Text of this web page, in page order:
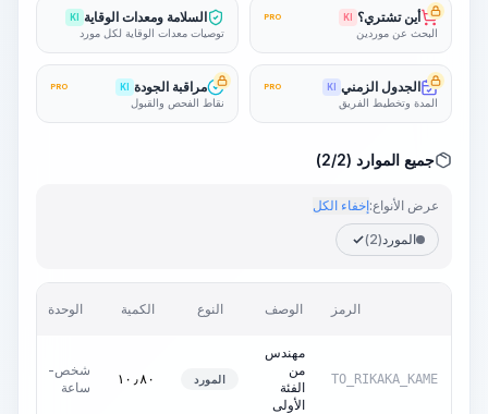
أين تشتري؟ KI
PRO
البحث عن موردين
السلامة ومعدات الوقاية KI
توصيات معدات الوقاية لكل مورد
الجدول الزمني KI
PRO
المدة وتخطيط الفريق
مراقبة الجودة KI
PRO
نقاط الفحص والقبول
جميع الموارد (2/2)
عرض الأنواع:إخفاء الكل
المورد(2)
الرمز الوصف النوع الكمية الوحدة
TO_RIKAKA_KAME
مهندس
من
الفئة
الأولى
المورد ١٠٫٨٠
شخص-
ساعة